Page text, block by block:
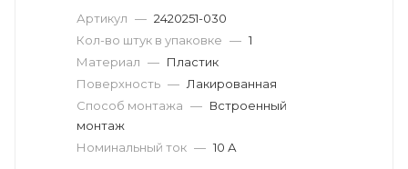
Артикул — 2420251-030
Кол-во штук в упаковке — 1
Материал — Пластик
Поверхность — Лакированная
Способ монтажа — Встроенный
монтаж
Номинальный ток — 10 А